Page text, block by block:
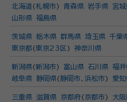
北海道 (札幌市) 青森県 岩手県 宮
山形県 福島県
茨城県 栃木県 群馬県 埼玉県 千葉
東京都 ( 東京23区 ) 神奈川県
新潟県(新潟市) 富山県 石川県 福
岐阜県
静岡県( 静岡市、 浜松市) 愛
三重県 滋賀県 京都府( 京都市) 大